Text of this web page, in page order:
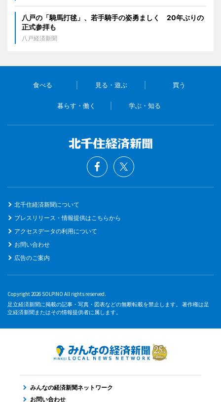
八戸の「騎馬打毬」、若手騎手の姿勇ましく 20年ぶりの
正式参拝も
八戸経済新聞
食べる 見る・遊ぶ 買う
暮らす・働く 学ぶ・知る
北千住経済新聞について
プレスリリース・情報提供はこちらから
アクセスデータの利用について
お問い合わせ
広告のご案内
Copyright 2026 SOLPINO All rights reserved.
足立経済新聞に掲載の記事・写真・図表などの無断転載を禁止します。 著作権は足
立経済新聞またはその情報提供者に属します。
みんなの経済新聞ネットワーク
お問い合わせ